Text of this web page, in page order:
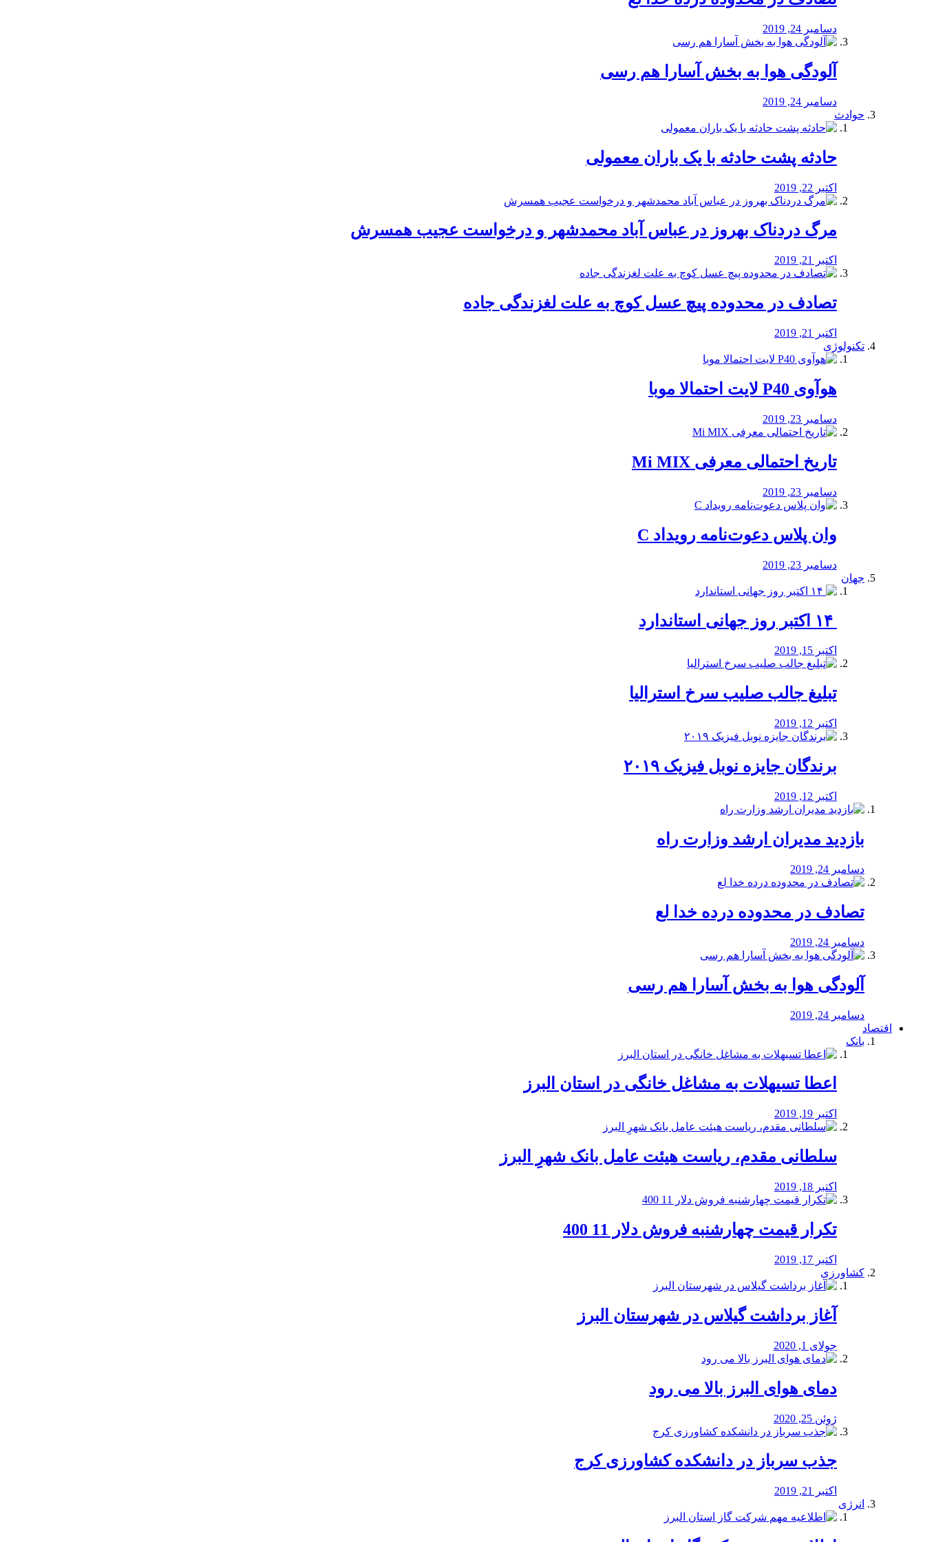
دسامبر 24, 2019
آلودگی هوا به بخش آسارا هم رسی
دسامبر 24, 2019
حوادث
️حادثه پشت حادثه با یک باران معمولی
اکتبر 22, 2019
مرگ دردناک بهروز در عباس آباد محمدشهر و درخواست عجیب همسرش
اکتبر 21, 2019
تصادف در محدوده پیچ عسل کوچ به علت لغزندگی جاده
اکتبر 21, 2019
تکنولوژی
هوآوی P40 لایت احتمالا موبا
دسامبر 23, 2019
تاریخ احتمالی معرفی Mi MIX
دسامبر 23, 2019
وان پلاس دعوت‌نامه رویداد C
دسامبر 23, 2019
جهان
اکتبر 15, 2019
تبلیغ جالب صلیب سرخ استرالیا
اکتبر 12, 2019
برندگان جایزه نوبل فیزیک ۲۰۱۹
اکتبر 12, 2019
بازدید مدیران ارشد وزارت راه
دسامبر 24, 2019
تصادف در محدوده درده خدا لع
دسامبر 24, 2019
آلودگی هوا به بخش آسارا هم رسی
دسامبر 24, 2019
اقتصاد
بانک
️اعطا تسیهلات به مشاغل خانگی در استان البرز
اکتبر 19, 2019
سلطانی مقدم، ریاست هیئت عامل بانک شهرِ البرز
اکتبر 18, 2019
تکرار قیمت چهارشنبه فروش دلار 11 400
اکتبر 17, 2019
کشاورزی
آغاز برداشت گیلاس در شهرستان البرز
جولای 1, 2020
دمای هوای البرز بالا می رود
ژوئن 25, 2020
جذب سرباز در دانشکده کشاورزی کرج
اکتبر 21, 2019
انرژی